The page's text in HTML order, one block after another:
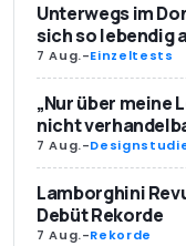
Unterwegs im
sich so lebendig
7 Aug.-Einzeltests
„Nur über meine
nicht
7 Aug.-
Lamborghini
Debüt Rekorde
7 Aug.-Rekorde